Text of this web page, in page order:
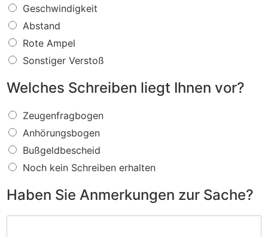
W
a
s
f
ü
r
i
V
e
r
s
t
o
ß
w
Geschwindigkeit
Abstand
Rote Ampel
Sonstiger Verstoß
Welches Schreiben liegt Ihnen vor?
W
e
c
h
e
S
Zeugenfragbogen
Anhörungsbogen
Bußgeldbescheid
Noch kein Schreiben erhalten
Haben Sie Anmerkungen zur Sache?